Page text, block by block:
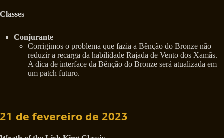
Classes
Conjurante
Corrigimos o problema que fazia a Bênção do Bronze não
reduzir a recarga da habilidade Rajada de Vento dos Xamãs.
A dica de interface da Bênção do Bronze será atualizada em
um patch futuro.
21 de fevereiro de 2023